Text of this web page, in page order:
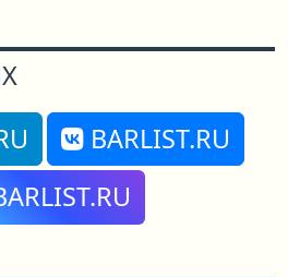
BARLIST.RU